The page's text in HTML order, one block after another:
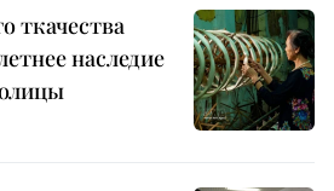
ткачества
наследие